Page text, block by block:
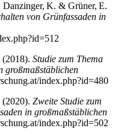
Danzinger, K. & Grüner, E.
von Grünfassaden in
(2018). Studie zum Thema
großmaßstäblichen
index.php?id=480
(2020). Zweite Studie zum
in großmaßstäblichen
index.php?id=502